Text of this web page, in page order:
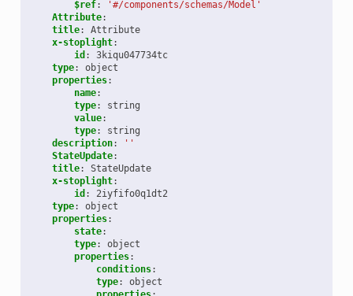
$ref:
'#/components/schemas/Model'
Attribute:
title:
Attribute
x-stoplight:
id :
3kiqu047734tc
type:
object
properties:
name:
type:
string
value:
type:
string
description:
''
StateUpdate:
title:
StateUpdate
x-stoplight:
id :
2iyfifo0q1dt2
type:
object
properties:
state:
type:
object
properties:
conditions:
type:
object